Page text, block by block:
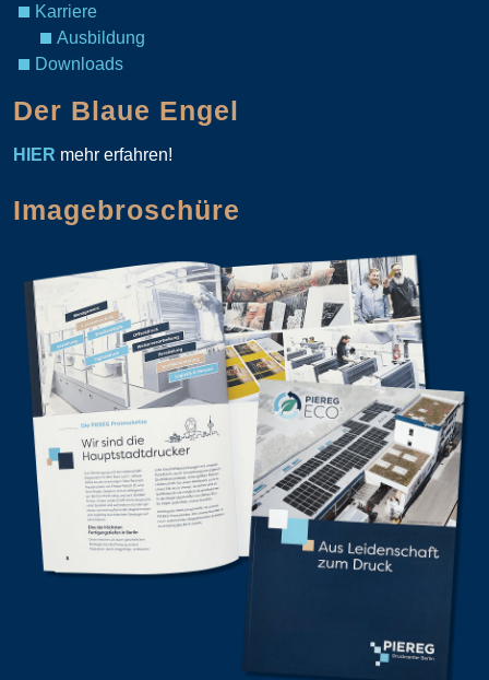
Karriere
Ausbildung
Downloads
Der Blaue Engel
HIER mehr erfahren!
Imagebroschüre